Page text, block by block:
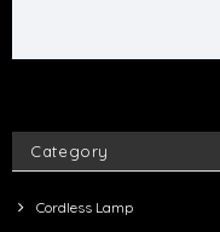
Category
Cordless Lamp